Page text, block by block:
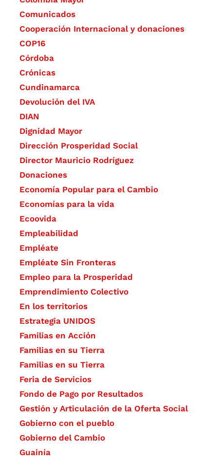
Comunicados
Cooperación Internacional y donaciones
COP16
Córdoba
Crónicas
Cundinamarca
Devolución del IVA
DIAN
Dignidad Mayor
Dirección Prosperidad Social
Director Mauricio Rodríguez
Donaciones
Economía Popular para el Cambio
Economías para la vida
Ecoovida
Empleabilidad
Empléate
Empléate Sin Fronteras
Empleo para la Prosperidad
Emprendimiento Colectivo
En los territorios
Estrategia UNIDOS
Familias en Acción
Familias en su Tierra
Familias en su Tierra
Feria de Servicios
Fondo de Pago por Resultados
Gestión y Articulación de la Oferta Social
Gobierno con el pueblo
Gobierno del Cambio
Guainía